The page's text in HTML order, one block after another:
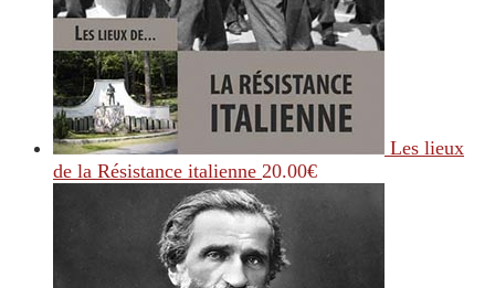
Les lieux
de la Résistance italienne 20.00€